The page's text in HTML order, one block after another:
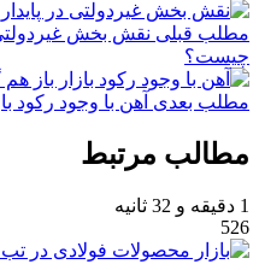
مطلب قبلی نقش‌ بخش
چیست؟
مطلب بعدی آهن با وجود رکود
مطالب مرتبط
1 دقیقه و 32 ثانیه
526